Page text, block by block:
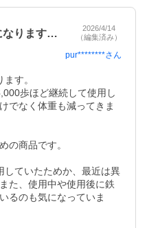
本気で使い始めて約3ヶ月になります。毎…
2026/4/14
（編集済み）
pur********さん
す。
歩ほど継続して使用し
でなく体重も減ってきま
の商品です。
していたためか、最近は異
た、使用中や使用後に鉄
るのも気になっていま